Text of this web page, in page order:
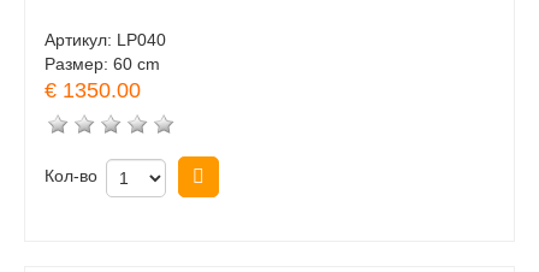
Артикул: LP040
Размер: 60 cm
€ 1350.00
Кол-во